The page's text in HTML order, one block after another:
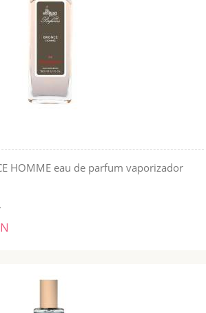
HOMME eau de parfum vaporizador
ÎN COŞ